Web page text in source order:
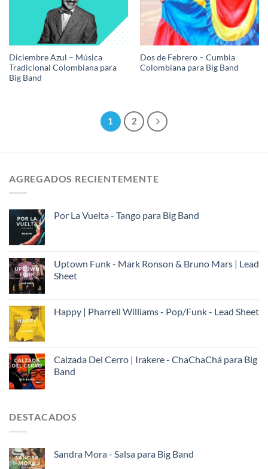
Diciembre Azul – Música
Tradicional Colombiana para
Big Band
Dos de Febrero – Cumbia
Colombiana para Big Band
1 2
AGREGADOS RECIENTEMENTE
Por La Vuelta - Tango para Big Band
Uptown Funk - Mark Ronson & Bruno Mars | Lead
Sheet
Happy | Pharrell Williams - Pop/Funk - Lead Sheet
Calzada Del Cerro | Irakere - ChaChaChá para Big
Band
DESTACADOS
Sandra Mora - Salsa para Big Band